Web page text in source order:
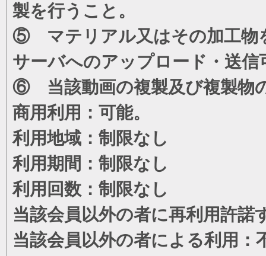
製を行うこと。
⑤ マテリアル又はその加工物
サーバへのアップロード・送信
⑥ 当該動画の複製及び複製物
商用利用：可能。
利用地域：制限なし
利用期間：制限なし
利用回数：制限なし
当該会員以外の者に再利用許諾
当該会員以外の者による利用：